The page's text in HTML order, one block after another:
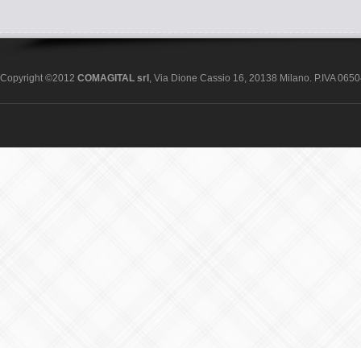
Copyright ©2012 COMAGITAL srl , Via Dione Cassio 16, 20138 Milano. P.IVA